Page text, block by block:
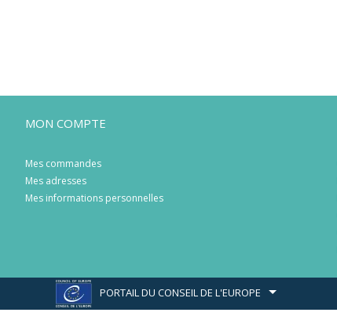
MON COMPTE
Mes commandes
Mes adresses
Mes informations personnelles
PORTAIL DU CONSEIL DE L'EUROPE